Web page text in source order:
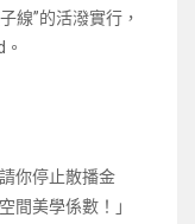
線”的活潑實行，
你停止散播金
間美學係數！」